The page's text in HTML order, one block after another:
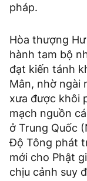
pháp.
Hòa thượng
hành tam bộ
đạt kiến tánh
Mân, nhờ ngài
xưa được khôi
mạch nguồn
ở Trung Quốc
Độ Tông phát
mới cho Phật
chịu cảnh suy